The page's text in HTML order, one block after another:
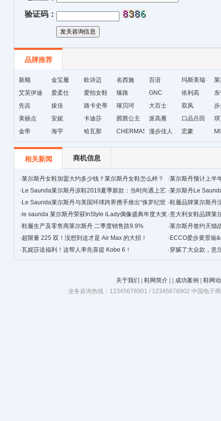
验证码：
品牌推荐
新顺 金宝履 欧诗迈 名西施 百语
玛斯美瑞·
琳
艾芙伊迪
爱柔仕 爱拍女鞋 臻路 GNC 依利高
先吉
拔佳
路卡史蒂
芙
璀贝珂 大百士 双凤
美丽点
安妮 卡迪莎 茜茜公主 派高雁 口品吕田
金帝
海宇 哈瓦那 CHERMAS&KAETH
漫步佳人 宏豪
相关新闻 商机信息
·莱尔斯丹女鞋加盟大约多少钱？莱尔斯丹女鞋怎么样？ ·莱尔斯丹预计上半
· Le Saunda莱尔斯丹凉鞋2019夏季新款：当时尚遇上艺
术
·莱尔斯丹Le
· Le Saunda莱尔斯丹与美国环球跨界携手推出“侏罗纪世
界”合作款
·鞋履品牌莱尔斯丹
· le saunda 莱尔斯丹荣获InStyle iLady偶像盛典年度大奖 ·意大利女鞋品牌莱
·鞋履生产及零售商莱尔斯丹 二季度销售跌9.9% ·莱尔斯丹签约天猫
·超限量 225 双！没想到这才是 Air Max 的大招！ · ECCO爱步黄景瑜
·瓦妮莎送福利！这帮人率先喜提 Kobe 6！ ·穿腻了大众款，‍‍意
关于我们 鞋网简介 成功案例
鞋网
业务咨询热线：12345678901 / 12345678902 中国电子